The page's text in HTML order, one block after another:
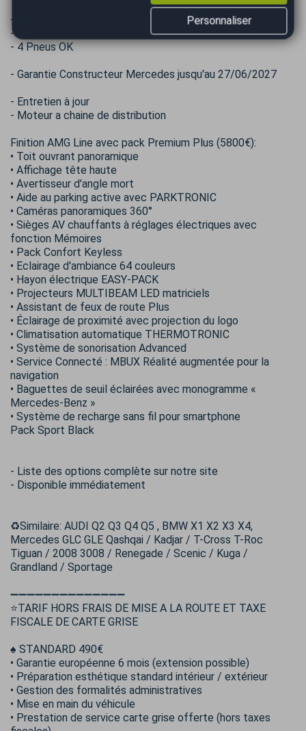
- Excellent état intérieur / extérieur
- 2 clés
- 4 Pneus OK
- Garantie Constructeur Mercedes jusqu'au 27/06/2027
- Entretien à jour
- Moteur a chaine de distribution
Finition AMG Line avec pack Premium Plus (5800€):
• Toit ouvrant panoramique
• Affichage tête haute
• Avertisseur d'angle mort
• Aide au parking active avec PARKTRONIC
• Caméras panoramiques 360°
• Sièges AV chauffants à réglages électriques avec
fonction Mémoires
• Pack Confort Keyless
• Eclairage d'ambiance 64 couleurs
• Hayon électrique EASY-PACK
• Projecteurs MULTIBEAM LED matriciels
• Assistant de feux de route Plus
• Éclairage de proximité avec projection du logo
• Climatisation automatique THERMOTRONIC
• Système de sonorisation Advanced
• Service Connecté : MBUX Réalité augmentée pour la
navigation
• Baguettes de seuil éclairées avec monogramme «
Mercedes-Benz »
• Système de recharge sans fil pour smartphone
Pack Sport Black
- Liste des options complète sur notre site
- Disponible immédiatement
♻️Similaire: AUDI Q2 Q3 Q4 Q5 , BMW X1 X2 X3 X4,
Mercedes GLC GLE Qashqai / Kadjar / T-Cross T-Roc
Tiguan / 2008 3008 / Renegade / Scenic / Kuga /
Grandland / Sportage
➖➖➖➖➖➖➖➖➖➖➖➖➖➖
⭐TARIF HORS FRAIS DE MISE A LA ROUTE ET TAXE
FISCALE DE CARTE GRISE
♠️ STANDARD 490€
• Garantie européenne 6 mois (extension possible)
• Préparation esthétique standard intérieur / extérieur
• Gestion des formalités administratives
• Mise en main du véhicule
• Prestation de service carte grise offerte (hors taxes
Personnaliser